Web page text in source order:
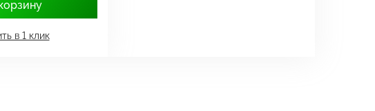
в 1 клик